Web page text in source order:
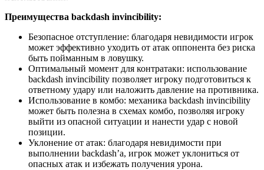
Преимущества backdash invincibility:
Безопасное отступление: благодаря невидимости игрок
может эффективно уходить от атак оппонента без риска
быть пойманным в ловушку.
Оптимальный момент для контратаки: использование
backdash invincibility позволяет игроку подготовиться к
ответному удару или наложить давление на противника.
Использование в комбо: механика backdash invincibility
может быть полезна в схемах комбо, позволяя игроку
выйти из опасной ситуации и нанести удар с новой
позиции.
Уклонение от атак: благодаря невидимости при
выполнении backdash’а, игрок может уклониться от
опасных атак и избежать получения урона.